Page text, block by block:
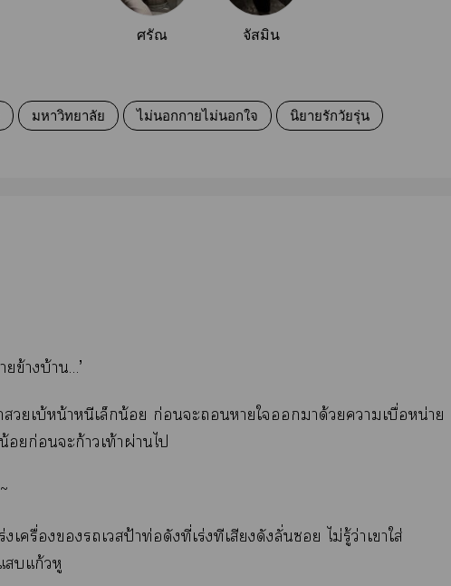
ศรัณ จัสมิน
มหาวิทยาลัย ไม่นอกกายไม่นอกใจ นิยายรักวัยรุ่น
ข้างบ้าน…’
เบ้หน้าหนีเล็กน้อย ก่อนะาใมาด้วยาเบื่อหน่าย
อยก่อนะก้าวเท้าผ่านไ
งเครื่องเวสป้าท่อดังที่เร่งทีเสียงดังลั่น ไม่รู้ว่าเาใส่
แก้วหู